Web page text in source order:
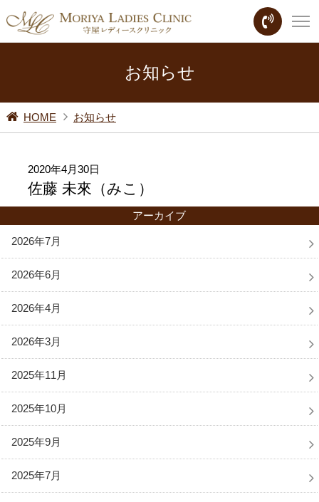
お知らせ
HOME お知らせ
2020年4月30日
佐藤 未來（みこ）
アーカイブ
2026年7月
2026年6月
2026年4月
2026年3月
2025年11月
2025年10月
2025年9月
2025年7月